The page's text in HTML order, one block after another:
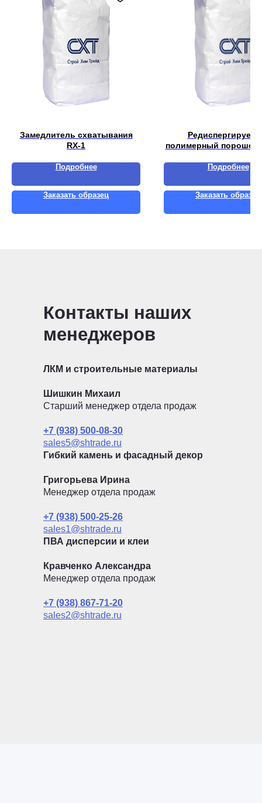
Замедлитель схватывания
RX-1
Подробнее
Заказать образец
полимерный порошок
Подробнее
Заказать образец
Контакты наших
менеджеров
ЛКМ и строительные материалы
Шишкин Михаил
Старший менеджер отдела продаж
+7 (938) 500-08-30
sales5@shtrade.ru
Гибкий камень и фасадный декор
Григорьева Ирина
Менеджер отдела продаж
+7 (938) 500-25-26
sales1@shtrade.ru
ПВА дисперсии и клеи
Кравченко Александра
Менеджер отдела продаж
+7 (938) 867-71-20
sales2@shtrade.ru